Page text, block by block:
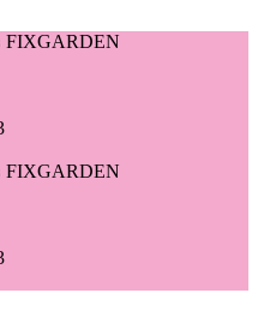
FIXGARDEN
FIXGARDEN